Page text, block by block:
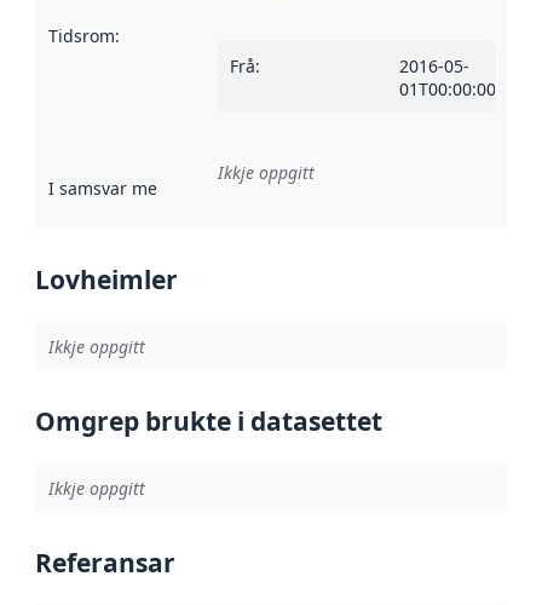
Tidsrom:
Frå:
2016-05-
01T00:00:00Z
I samsvar med Referanse til ei implementeringsregel eller
Ikkje oppgitt
Lovheimler
Ikkje oppgitt
Omgrep brukte i datasettet
Ikkje oppgitt
Referansar